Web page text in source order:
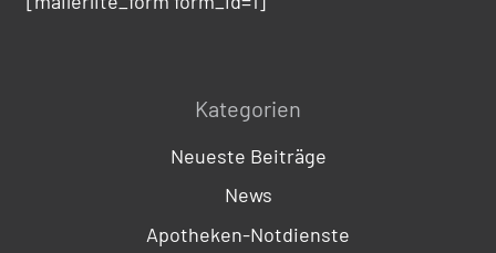
Kategorien
Neueste Beiträge
News
Apotheken-Notdienste